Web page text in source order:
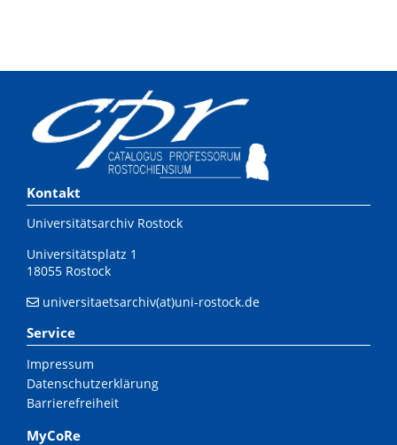
Kontakt
Universitätsarchiv Rostock
Universitätsplatz 1
18055 Rostock
universitaetsarchiv(at)uni-rostock.de
Service
Impressum
Datenschutzerklärung
Barrierefreiheit
MyCoRe